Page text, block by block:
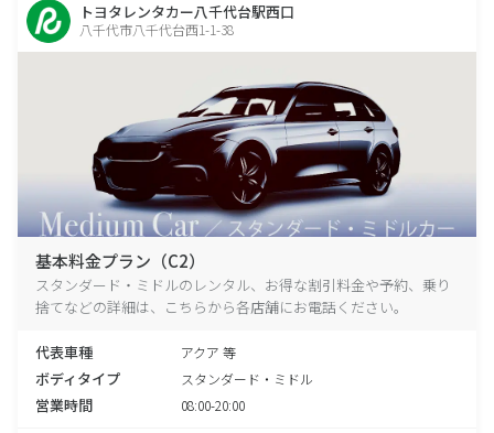
トヨタレンタカー八千代台駅西口
八千代市八千代台西1-1-38
基本料金プラン（C2）
スタンダード・ミドルのレンタル、お得な割引料金や予約、乗り
捨てなどの詳細は、こちらから各店舗にお電話ください。
代表車種 アクア 等
ボディタイプ スタンダード・ミドル
営業時間 08:00-20:00